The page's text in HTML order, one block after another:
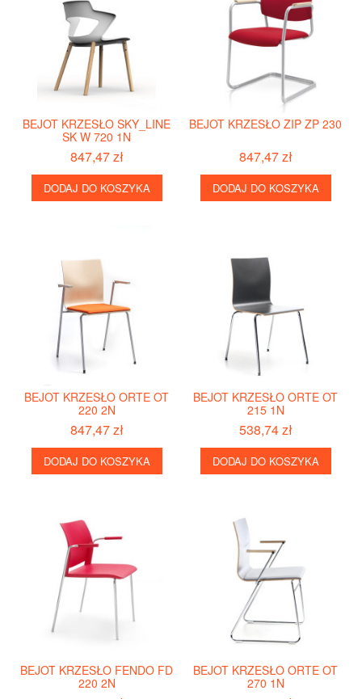
BEJOT KRZESŁO SKY_LINE
SK W 720 1N
847,47 zł
DODAJ DO KOSZYKA
BEJOT KRZESŁO ZIP ZP 230
847,47 zł
DODAJ DO KOSZYKA
BEJOT KRZESŁO ORTE OT
220 2N
847,47 zł
DODAJ DO KOSZYKA
BEJOT KRZESŁO ORTE OT
215 1N
538,74 zł
DODAJ DO KOSZYKA
BEJOT KRZESŁO FENDO FD
220 2N
BEJOT KRZESŁO ORTE OT
270 1N